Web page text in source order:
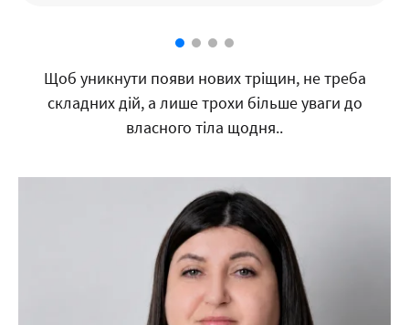
Щоб уникнути появи нових тріщин, не треба
складних дій, а лише трохи більше уваги до
власного тіла щодня..